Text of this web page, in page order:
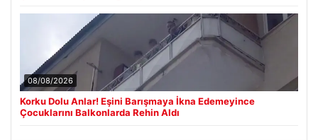
08/08/2026
Korku Dolu Anlar! Eşini Barışmaya İkna Edemeyince
Çocuklarını Balkonlarda Rehin Aldı